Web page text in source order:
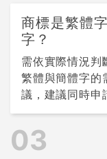
商標是繁體
字？
需依實際情況判
繁體與簡體字的
議，建議同時申
03